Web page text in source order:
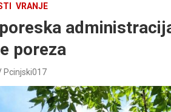
VRANJE
poreza
Pcinjski017